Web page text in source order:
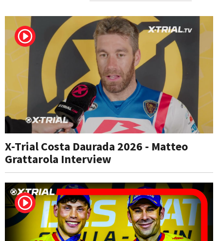
X-Trial Costa Daurada 2026 - Matteo
Grattarola Interview